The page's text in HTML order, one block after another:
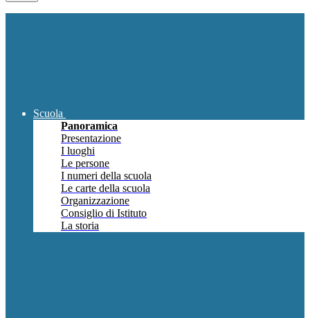
Scuola
Panoramica
Presentazione
I luoghi
Le persone
I numeri della scuola
Le carte della scuola
Organizzazione
Consiglio di Istituto
La storia